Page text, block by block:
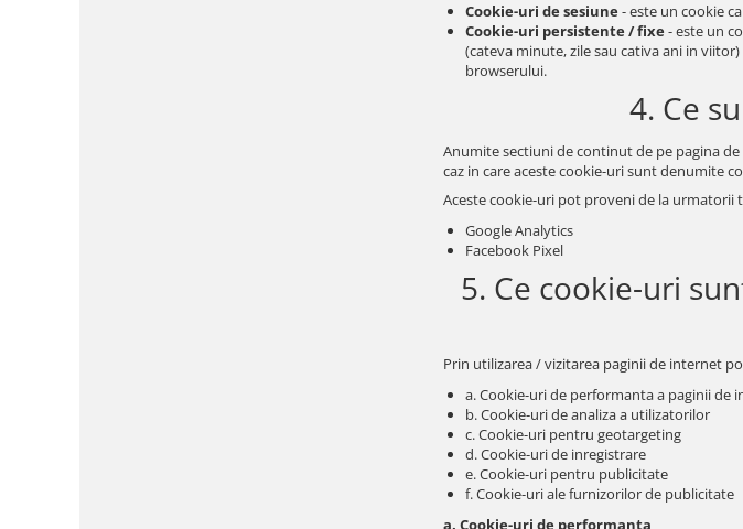
Cookie-uri de sesiune- este un cookie
Cookie-uri persistente / fixe- este un
(cateva minute, zile sau cativa ani in
browserului.
4. Ce
Anumite sectiuni de continut de pe pagina
caz in care aceste cookie-uri sunt denumite
Aceste cookie-uri pot proveni de la urmatorii
Google Analytics
Facebook Pixel
5. Ce cookie-uri
Prin utilizarea / vizitarea paginii de internet
a. Cookie-uri de performanta a paginii de
b. Cookie-uri de analiza a utilizatorilor
c. Cookie-uri pentru geotargeting
d. Cookie-uri de inregistrare
e. Cookie-uri pentru publicitate
f. Cookie-uri ale furnizorilor de publicitate
a. Cookie-uri de performanta